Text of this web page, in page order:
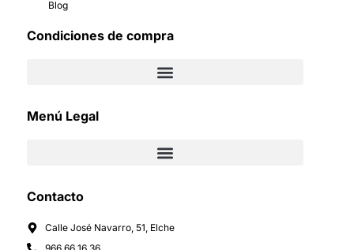
Blog
Condiciones de compra
Menú Legal
Contacto
Calle José Navarro, 51, Elche